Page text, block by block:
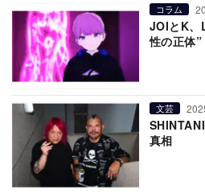
コラム
JOIとK、
性の正体”
文芸
真相